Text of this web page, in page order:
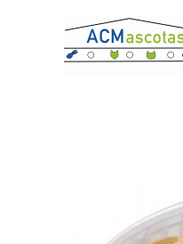
contenido